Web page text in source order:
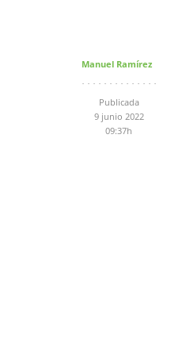
Manuel Ramírez
Publicada
9 junio 2022
09:37h